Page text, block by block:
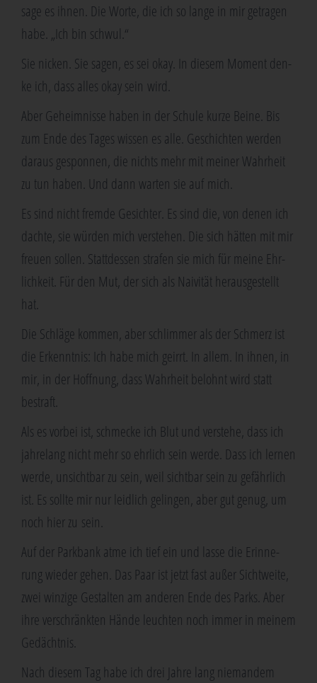
sage es ihnen. Die Wor­te, die ich so lan­ge in mir getra­gen
habe. „Ich bin schwul.“
Sie nicken. Sie sagen, es sei okay. In die­sem Moment den­
ke ich, dass alles okay sein wird.
Aber Geheim­nis­se haben in der Schu­le kur­ze Bei­ne. Bis
zum Ende des Tages wis­sen es alle. Geschich­ten wer­den
dar­aus gespon­nen, die nichts mehr mit mei­ner Wahr­heit
zu tun haben. Und dann war­ten sie auf mich.
Es sind nicht frem­de Gesich­ter. Es sind die, von denen ich
dach­te, sie wür­den mich ver­ste­hen. Die sich hät­ten mit mir
freu­en sol­len. Statt­des­sen stra­fen sie mich für mei­ne Ehr­
lich­keit. Für den Mut, der sich als Nai­vi­tät her­aus­ge­stellt
hat.
Die Schlä­ge kom­men, aber schlim­mer als der Schmerz ist
die Erkennt­nis: Ich habe mich geirrt. In allem. In ihnen, in
mir, in der Hoff­nung, dass Wahr­heit belohnt wird statt
bestraft.
Als es vor­bei ist, schme­cke ich Blut und ver­ste­he, dass ich
jah­re­lang nicht mehr so ehr­lich sein wer­de. Dass ich ler­nen
wer­de, unsicht­bar zu sein, weil sicht­bar sein zu gefähr­lich
ist. Es soll­te mir nur leid­lich gelin­gen, aber gut genug, um
noch hier zu sein.
Auf der Park­bank atme ich tief ein und las­se die Erin­ne­
rung wie­der gehen. Das Paar ist jetzt fast außer Sicht­wei­te,
zwei win­zi­ge Gestal­ten am ande­ren Ende des Parks. Aber
ihre ver­schränk­ten Hän­de leuch­ten noch immer in mei­nem
Gedächtnis.
Nach die­sem Tag habe ich drei Jah­re lang nie­man­dem